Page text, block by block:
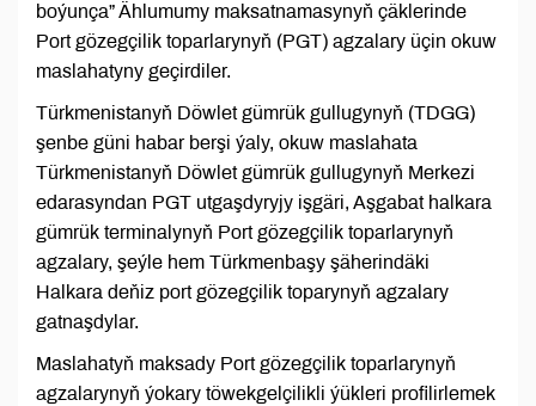
boýunça” Ählumumy maksatnamasynyň çäklerinde
Port gözegçilik toparlarynyň (PGT) agzalary üçin okuw
maslahatyny geçirdiler.
Türkmenistanyň Döwlet gümrük gullugynyň (TDGG)
şenbe güni habar berşi ýaly, okuw maslahata
Türkmenistanyň Döwlet gümrük gullugynyň Merkezi
edarasyndan PGT utgaşdyryjy işgäri, Aşgabat halkara
gümrük terminalynyň Port gözegçilik toparlarynyň
agzalary, şeýle hem Türkmenbaşy şäherindäki
Halkara deňiz port gözegçilik toparynyň agzalary
gatnaşdylar.
Maslahatyň maksady Port gözegçilik toparlarynyň
agzalarynyň ýokary töwekgelçilikli ýükleri profilirlemek